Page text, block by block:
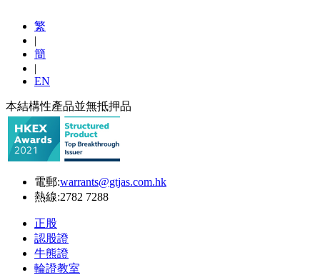
繁
|
簡
|
EN
本結構性產品並無抵押品
電郵:warrants@gtjas.com.hk
熱線:2782 7288
正股
認股證
牛熊證
輪證教室